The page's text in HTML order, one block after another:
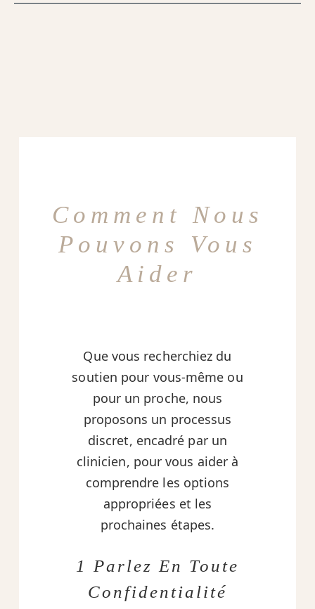
Comment Nous
Pouvons Vous
Aider
Que vous recherchiez du
soutien pour vous-même ou
pour un proche, nous
proposons un processus
discret, encadré par un
clinicien, pour vous aider à
comprendre les options
appropriées et les
prochaines étapes.
1 Parlez En Toute
Confidentialité